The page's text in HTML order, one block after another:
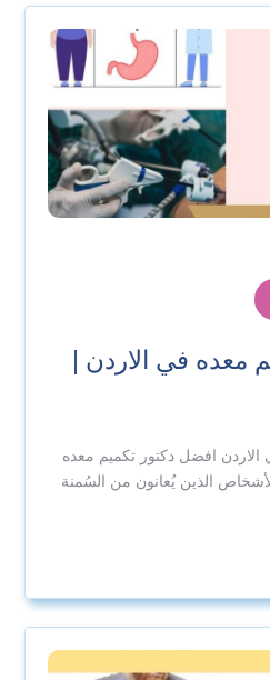
معده في الاردن |
افضل دكتور تكميم معده
الذين يُعانون من السُمنة